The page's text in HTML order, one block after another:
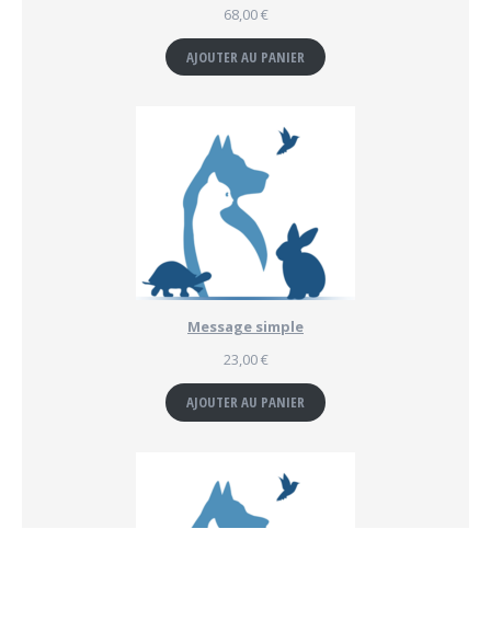
68,00€
AJOUTER AU PANIER
Message simple
23,00€
AJOUTER AU PANIER